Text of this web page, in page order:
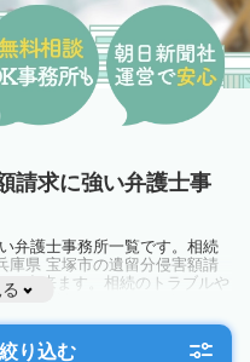
請求に強い弁護士事
弁護士事務所一覧です。相続
庫県 宝塚市の遺留分侵害額請
が出来ます。相続のトラブルや
士に相談してみましょう。
り込む